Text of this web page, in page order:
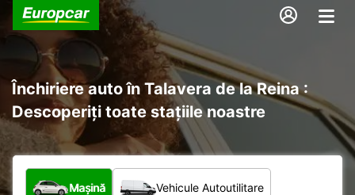
Închiriere auto în Talavera de la Reina :
Descoperiți toate stațiile noastre
Ce tip de vehicul?
Mașină Vehicule Autoutilitare